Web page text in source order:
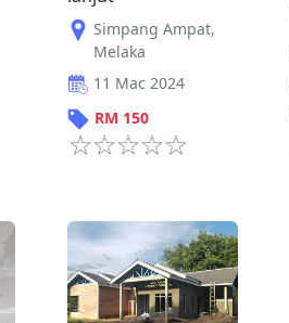
Simpang Ampat,
Melaka
11 Mac 2024
RM 150